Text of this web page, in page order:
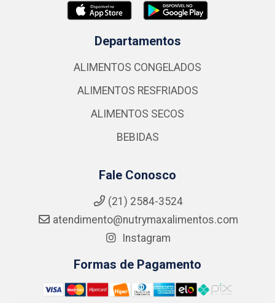
Departamentos
ALIMENTOS CONGELADOS
ALIMENTOS RESFRIADOS
ALIMENTOS SECOS
BEBIDAS
Fale Conosco
(21) 2584-3524
atendimento@nutrymaxalimentos.com
Instagram
Formas de Pagamento